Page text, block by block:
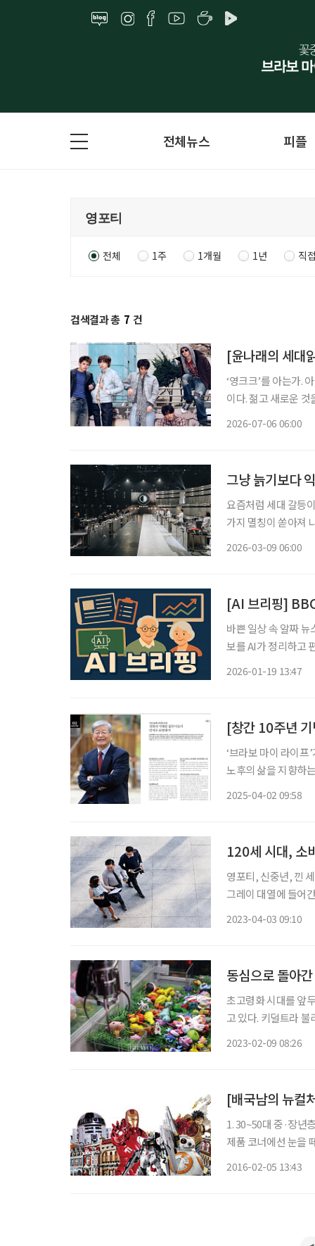
전체뉴스 피플
전체 1주 1개월 1년 직
검색결과 총 7 건
[윤나래의 세대
‘영크크’를 아는가.
이다. 젊고 새로운
2026-07-06 06:00
그냥 늙기보다
요즘처럼 세대 갈등
가지 멸칭이 쏟아져
2026-03-09 06:00
[AI 브리핑]
바쁜 일상 속 알짜
보를 AI가 정리하고 편집국 기자
2026-01-19 13:47
[창간 10주년 기
‘브라보 마이 라이
노후의 삶을 지향하
2025-04-02 09:58
120세 시대, 소
영포티, 신중년, 낀
그레이 대열에 들어
2023-04-03 09:10
동심으로 돌아
초고령화 시대를 앞
고 있다. 키덜트라 불
2023-02-09 08:26
[배국남의 뉴컬
1. 30~50대 중·장년
제품 코너에선 눈을
2016-02-05 13:43